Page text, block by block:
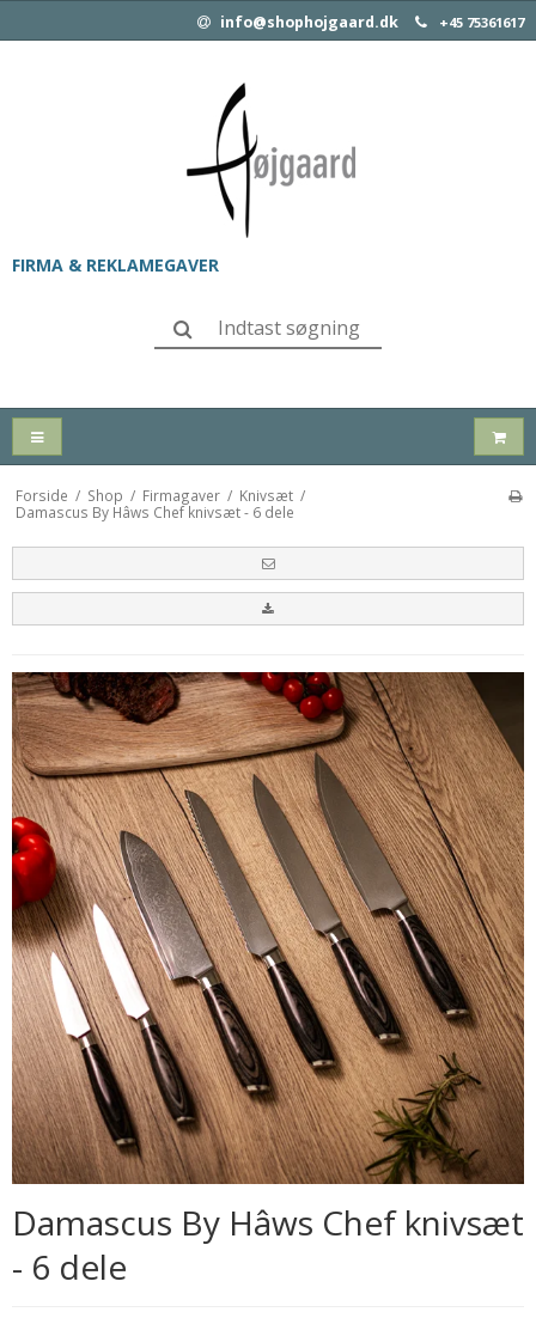
info@shophojgaard.dk +45 75361617
FIRMA & REKLAMEGAVER
Forside / Shop / Firmagaver / Knivsæt /
Damascus By Hâws Chef knivsæt - 6 dele
Damascus By Hâws Chef knivsæt
- 6 dele